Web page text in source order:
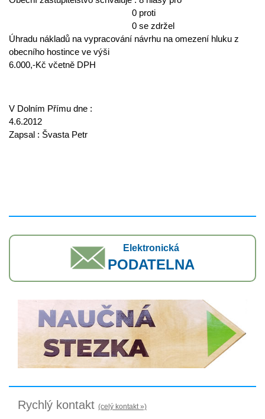
0 proti
0 se zdržel
Úhradu nákladů na vypracování návrhu na omezení hluku z
obecního hostince ve výši
6.000,-Kč včetně DPH
V Dolním Přímu dne :
4.6.2012
Zapsal : Švasta Petr
Elektronická
PODATELNA
Rychlý kontakt (celý kontakt »)